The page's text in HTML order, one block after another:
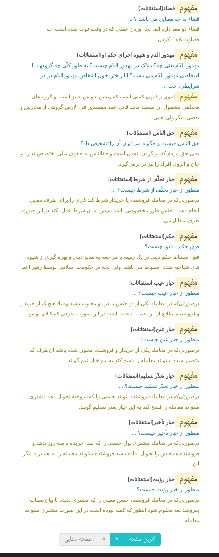
مفهوم
قضاء[استفتائات]
قضاء به چه معنایی می باشد ؟ ...
قضاء دو معنا دارد الف بجا اوردن عملى که در وقت فوت شده است. ب
قضاوت&rlm کردن.
مفهوم
مهدور الدم و شیوه اجرای حکم او[استفتائات]
مهدور الدّم یعنى چه؟ ملاک در مهدور الدّم چیست؟ به طور کلّى چه گروهها، یا
اشخاصى مهدور الدّم مى باشند؟ آیا ریختن خون اشخاص مهدور الدّم در هر
شرایطى، حت ...
مفهوم
لغوى و فقهى کسى است که ریختن خونش جایز است. و گروه هاى
مختلفى مشمول ان هستند مانند قاتل عمد مفسدین فى الارض گروهى از محاربین و
بعضى دیگر ولى همی ...
مفهوم
حق الناس [استفتائات]
حق الناس چیست و چگونه می توان آن را تشخیص داد؟ ...
یعنی حق مردم که بر گردن انسان است و حق‎الناس به حقوق مالی اختصاص ندارد و
جان و ابروی افراد را نیز در برمی‌گیرد.
مفهوم
خيار تخلّف از شرط[استفتائات]
منظور از خیار تخلّف از شرط چیست؟ ...
درصورتی‌که در معامله فروشنده یا خریدار شرط کند کارى را براى طرف مقابل
انجام دهد یا جنس طرز مخصوصى باشد سپس به ان شرط عمل نکند در این صورت
طرف مقابل مى
مفهوم
حکم[استفتائات]
فرق حکم با فتوا چیست؟ ...
فتوا استنباط حکم دینی در یک زمینه با مراجعه به منابع دینی و بهره گیری از شیوه
های شناخته شده استنباط می باشد. ولی انچه در حکومت اسلامی توسط رهبر اعتبا
مفهوم
خيار عيب[استفتائات]
منظور از خیار عيب چیست؟ ...
درصورتی‌که در معامله یکى از دو جنس یا هر دو معیوب باشد و قبلا هیچ‌یک از خریدار
و فروشنده اطلاع از این عیب نداشته باشند در این صورت طرفی که کالای او مع
مفهوم
خيار غبن[استفتائات]
منظور از خیار غبن چیست؟ ...
درصورتی‌که در معامله یکى از خریدار و فروشنده مغبون شده باشد ان‌طرف که
متضرر شده مى‏تواند معامله را فسخ کند به این خیار غبن گویند.
مفهوم
خيار تعذّر تسليم[استفتائات]
منظور از خیار تعذّر تسليم چیست؟ ...
درصورتی‌که در معامله فروشنده نتواند جنسى را که فروخته تحویل دهد مشترى
مى‏تواند معامله را فسخ کند به این خیار تعذر تسلیم گویند.
مفهوم
خيار تأخير[استفتائات]
منظور از خیار تأخير چیست؟ ...
درصورتی‌که در معامله مشترى پول جنسى را که نقدا خریده تا سه روز ندهد و
فروشنده هم‌جنس را تحویل نداده باشد فروشنده مى‏تواند معامله را به هم بزند مگر
این
مفهوم
خيار رؤيت[استفتائات]
منظور از خیار رؤيت چیست؟ ...
درصورتی‌که در معامله فروشنده جنس معینى را که مشترى ندیده با بیان صفات
بفروشد بعد معلوم شود ان‏طور که گفته نبوده است در این صورت مشترى مى‏تواند
معامله
صفحه ابتدایی » « آخرین صفحه